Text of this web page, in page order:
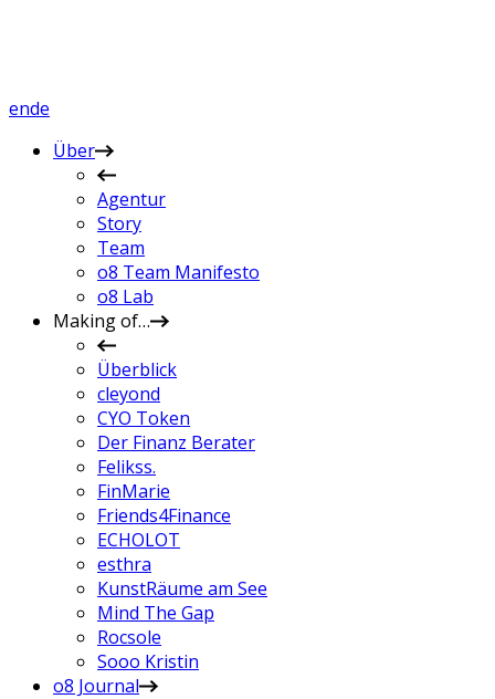
ende
Über
Agentur
Story
Team
o8 Team Manifesto
o8 Lab
Making of…
Überblick
cleyond
CYO Token
Der Finanz Berater
Felikss.
FinMarie
Friends4Finance
ECHOLOT
esthra
KunstRäume am See
Mind The Gap
Rocsole
Sooo Kristin
o8 Journal